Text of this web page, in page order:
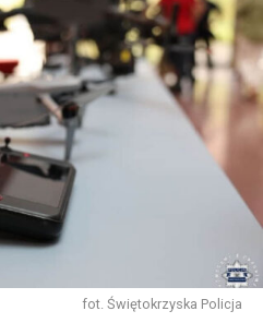
fot. Świętokrzyska Policja